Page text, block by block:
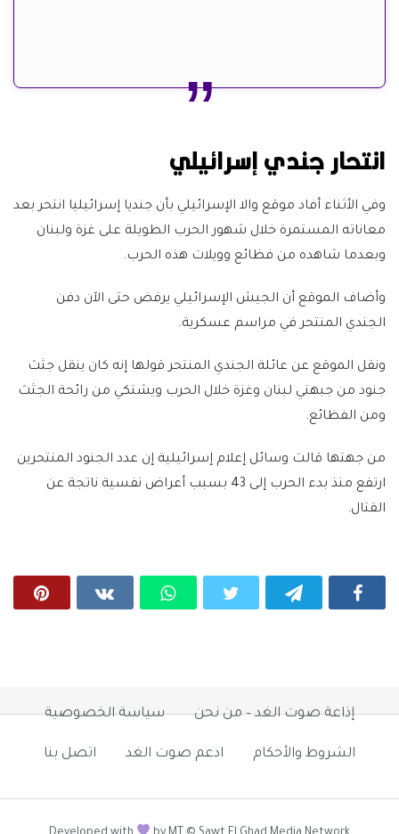
انتحار جندي إسرائيلي
وفي الأثناء أفاد موقع والا الإسرائيلي بأن جنديا إسرائيليا انتحر بعد
معاناته المستمرة خلال شهور الحرب الطويلة على غزة ولبنان
وبعدما شاهده من فظائع وويلات هذه الحرب.
وأضاف الموقع أن الجيش الإسرائيلي يرفض حتى الآن دفن
الجندي المنتحر في مراسم عسكرية.
ونقل الموقع عن عائلة الجندي المنتحر قولها إنه كان ينقل جثث
جنود من جبهتي لبنان وغزة خلال الحرب ويشتكي من رائحة الجثث
ومن الفظائع.
من جهتها قالت وسائل إعلام إسرائيلية إن عدد الجنود المنتحرين
ارتفع منذ بدء الحرب إلى 43 بسبب أعراض نفسية ناتجة عن
القتال.
إذاعة صوت الغد – من نحن سياسة الخصوصية
الشروط والأحكام ادعم صوت الغد اتصل بنا